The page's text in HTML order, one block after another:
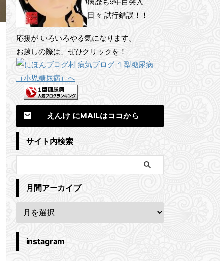
日々 試行錯誤！！
応援が いろいろやる気になります。
お越しの際は、ぜひクリックを！
えんけ にMAILはココから
サイト内検索
月間アーカイブ
instagram